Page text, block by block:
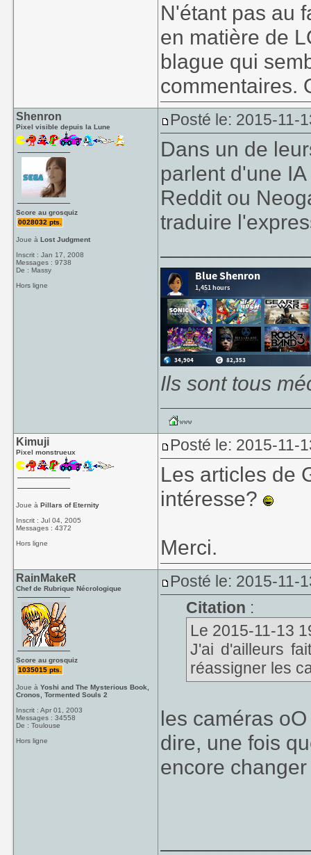
N'étant pas au
en matière de
blague qui
commentaires.
Shenron
Pixel visible depuis la Lune
Score au grosquiz
0028032 pts.
Joue àLost Judgment
Inscrit : Jan 17, 2008
Messages : 9738
De : Massy
Hors ligne
Posté le: 2015-11-
Dans un de
parlent d'une
Reddit ou
traduire
Ils sont tous
Kimuji
Pixel monstrueux
Joue àPillars of Eternity
Inscrit : Jul 04, 2005
Messages : 4372
Hors ligne
Posté le: 2015-11-
Les articles de
intéresse?
Merci.
RainMakeR
Chef de Rubrique Nécrologique
Score au grosquiz
1035015 pts.
Joue àYoshi and The Mysterious Book,
Cronos, Tormented Souls 2
Inscrit : Apr 01, 2003
Messages : 34558
De : Toulouse
Hors ligne
Posté le: 2015-11-
Citation :
Le 2015-11-13
J'ai d'ailleurs
réassigner les
les caméras
dire, une fois
encore